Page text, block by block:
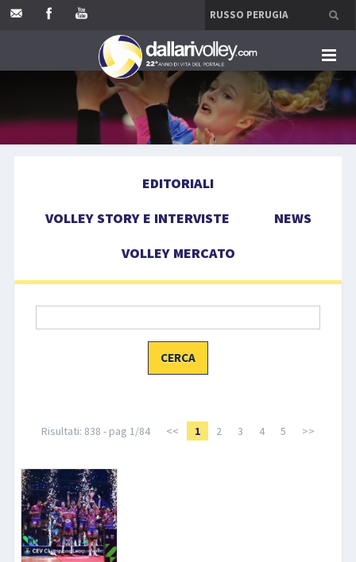
HOME
COMPETIZIONI
EVENTI
EDITORIALI
VOLLEY STORY E INTERVISTE
NEWS
VOLLEY MERCATO
Risultati: 838 - pag 1/84 << 1 2 3 4 5 >>